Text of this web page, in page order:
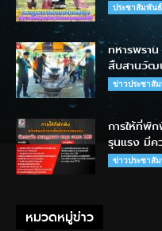
ประชาสัมพันธ์
ทหารพรา
สืบสานวัฒ
ข่าวประชาสั
การให้ที่พั
รุนแรง มีค
ข่าวประชาสั
หมวดหมู่ข่าว